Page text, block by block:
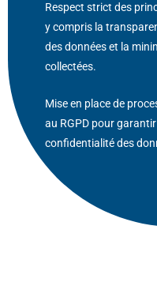
Respect strict des
y compris la
des données et la
collectées.
Mise en place de
au RGPD pour
confidentialité des